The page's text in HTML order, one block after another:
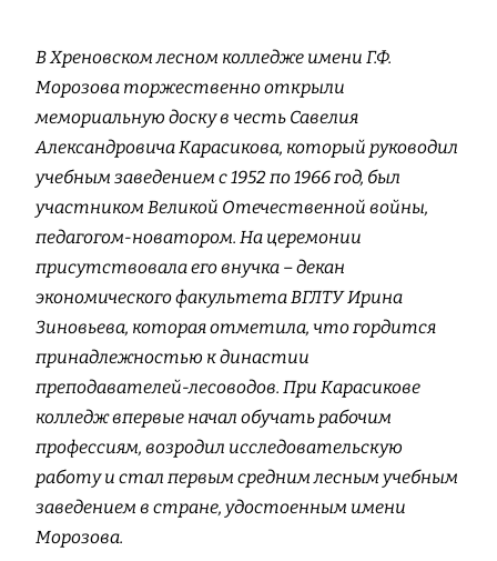
В Хреновском лесном колледже имени Г.Ф.
Морозова торжественно открыли
мемориальную доску в честь Савелия
Александровича Карасикова, который руководил
учебным заведением с 1952 по 1966 год, был
участником Великой Отечественной войны,
педагогом-новатором. На церемонии
присутствовала его внучка – декан
экономического факультета ВГЛТУ Ирина
Зиновьева, которая отметила, что гордится
принадлежностью к династии
преподавателей-лесоводов. При Карасикове
колледж впервые начал обучать рабочим
профессиям, возродил исследовательскую
работу и стал первым средним лесным учебным
заведением в стране, удостоенным имени
Морозова.